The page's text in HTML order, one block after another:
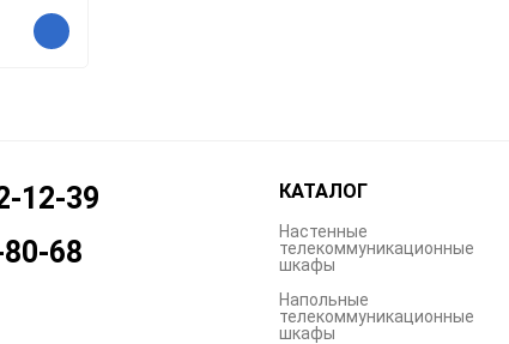
12-39
68
КАТАЛОГ
Настенные
телекоммуникационные
шкафы
Напольные
телекоммуникационные
шкафы